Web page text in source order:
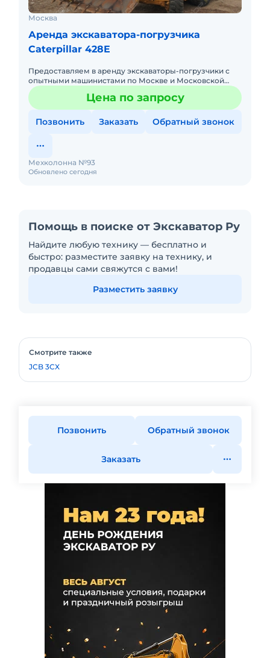
Москва
Аренда экскаватора-погрузчика
Caterpillar 428E
Предоставляем в аренду экскаваторы-погрузчики с
опытными машинистами по Москве и Московской
области. Любой вид аренды. Долгосрочный,
краткосрочный (почасовой, п
Цена по запросу
Позвонить Заказать Обратный звонок
Обновлено сегодня
Мехколонна №93
Помощь в поиске от Экскаватор Ру
Найдите любую технику — бесплатно и
быстро: разместите заявку на технику, и
продавцы сами свяжутся с вами!
Разместить заявку
Смотрите также
JCB 3CX
Позвонить Обратный звонок
Заказать